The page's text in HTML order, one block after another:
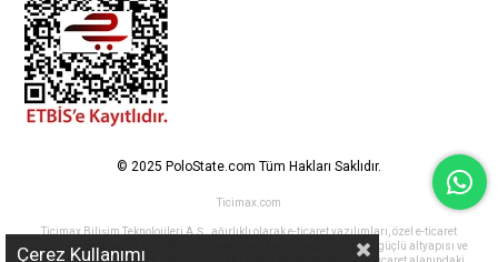
© 2025 PoloState.com Tüm Hakları Saklıdır.
Ticimax.com
Ticimax Bilişim Teknolojileri A.Ş., ağırlıklı olarak e-ticaret yazılımları, özel e-ticaret
çözümleri ve tasarım hizmetleri vermek üzere kurulmuştur. Ticimax, güçlü altyapısı ve
Çerez Kullanımı